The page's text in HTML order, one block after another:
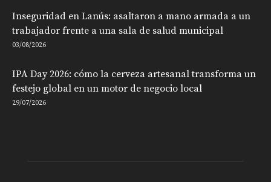
Inseguridad en Lanús: asaltaron a mano armada a un
trabajador frente a una sala de salud municipal
03/08/2026
IPA Day 2026: cómo la cerveza artesanal transforma un
festejo global en un motor de negocio local
29/07/2026